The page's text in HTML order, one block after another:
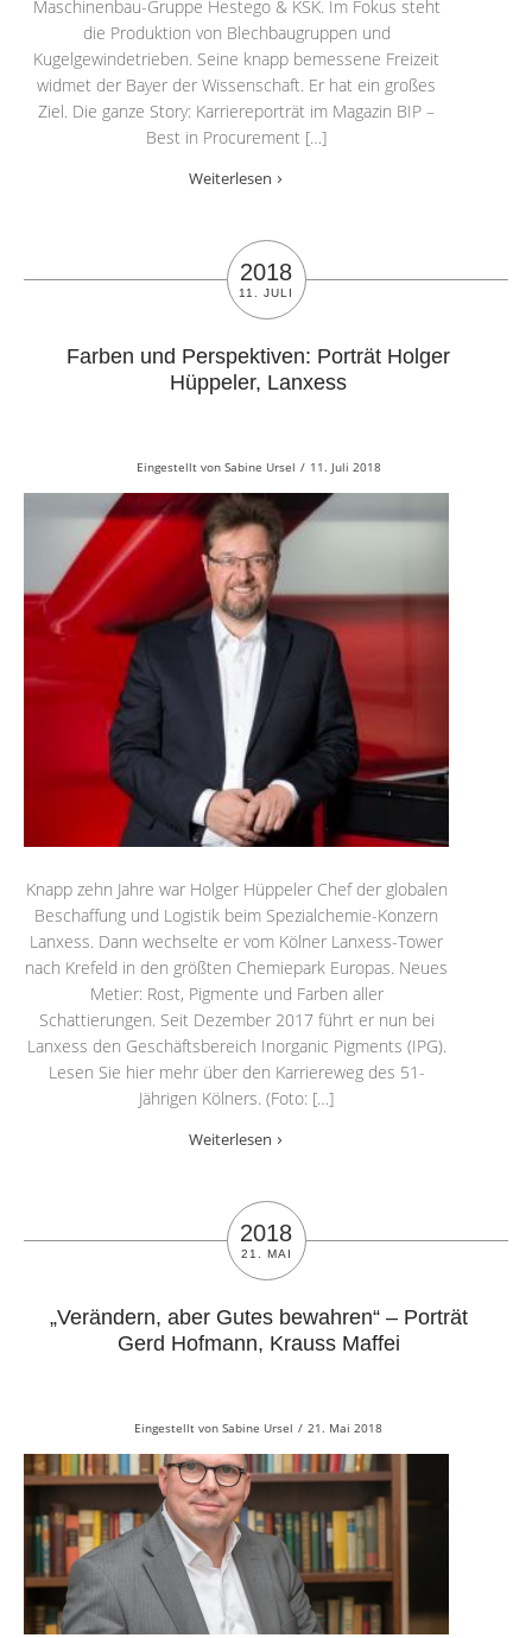
Maschinenbau-Gruppe Hestego & KSK. Im Fokus steht
die Produktion von Blechbaugruppen und
Kugelgewindetrieben. Seine knapp bemessene Freizeit
widmet der Bayer der Wissenschaft. Er hat ein großes
Ziel. Die ganze Story: Karriereporträt im Magazin BIP –
Best in Procurement […]
Weiterlesen
2018
11. JULI
Farben und Perspektiven: Porträt Holger
Hüppeler, Lanxess
Eingestellt von Sabine Ursel / 11. Juli 2018
Knapp zehn Jahre war Holger Hüppeler Chef der globalen
Beschaffung und Logistik beim Spezialchemie-Konzern
Lanxess. Dann wechselte er vom Kölner Lanxess-Tower
nach Krefeld in den größten Chemiepark Europas. Neues
Metier: Rost, Pigmente und Farben aller
Schattierungen. Seit Dezember 2017 führt er nun bei
Lanxess den Geschäftsbereich Inorganic Pigments (IPG).
Lesen Sie hier mehr über den Karriereweg des 51-
Jährigen Kölners. (Foto: […]
Weiterlesen
2018
21. MAI
„Verändern, aber Gutes bewahren“ – Porträt
Gerd Hofmann, Krauss Maffei
Eingestellt vonSabine Ursel / 21. Mai 2018